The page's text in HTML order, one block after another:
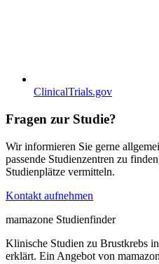
ClinicalTrials.gov
Fragen zur Studie?
Wir informieren Sie gerne
passende Studienzentren zu
Studienplätze vermitteln.
Kontakt aufnehmen
mamazone Studienfinder
Klinische Studien zu Brustkrebs
erklärt. Ein Angebot von